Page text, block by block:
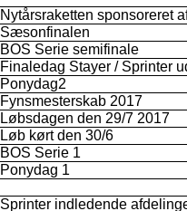
Nytårsraketten sponsoreret
Sæsonfinalen
BOS Serie semifinale
Finaledag Stayer / Sprinter
Ponydag2
Fynsmesterskab 2017
Løbsdagen den 29/7 2017
Løb kørt den 30/6
BOS Serie 1
Ponydag 1
Sprinter indledende